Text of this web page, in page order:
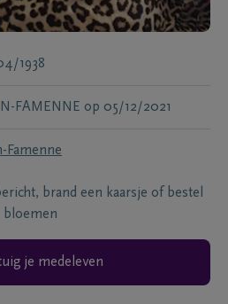
1938
FAMENNE op 05/12/2021
Famenne
brand een kaarsje of bestel
bloemen
je medeleven